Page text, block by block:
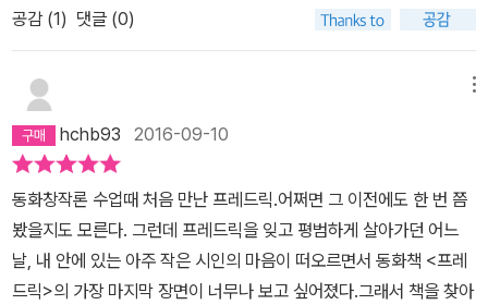
레드릭>의 저자 레오 리오니 1910년 네덜란드 암스테르담에서 태어
났다. 레오리오니는 자연주의 교육의 영향으로 미술과 자연 공부에
중점을 둔 초등교육과 예술적인 가정 분위기에서 자랐으며 어렸을 때
부터 그림에 재능을 보였다. 하지만 레오리오니는 자신의 재능을 다
르게 경제학 전공 하였다. 자신의 전공이 적성에 맞지 않다는 걸 깨달
은 그는 1939년 29세의 미국으로 이민을 가서 광고회사에서 상업
디자인 일을 시작하였다. 그는 화가, 조각가, 사진작가, 그래픽 디자이
너, 아트 디렉터로 성공하였으며, 1959년에야 그림책 작가 및 일러
스트레이터로 일을 시작하였다. 저자는 자신의 경험을 바탕으로 한
조언을 <프레드릭>이라는 책을 통해 이야기하고 있다. 적성에 맞지
공감 (1) 댓글 (0)
hchb93 2016-09-10
동화창작론 수업때 처음 만난 프레드릭.어쩌면 그 이전에도 한 번 쯤
봤을지도 모른다. 그런데 프레드릭을 잊고 평범하게 살아가던 어느
날, 내 안에 있는 아주 작은 시인의 마음이 떠오르면서 동화책 <프레
드릭>의 가장 마지막 장면이 너무나 보고 싶어졌다.그래서 책을 찾아